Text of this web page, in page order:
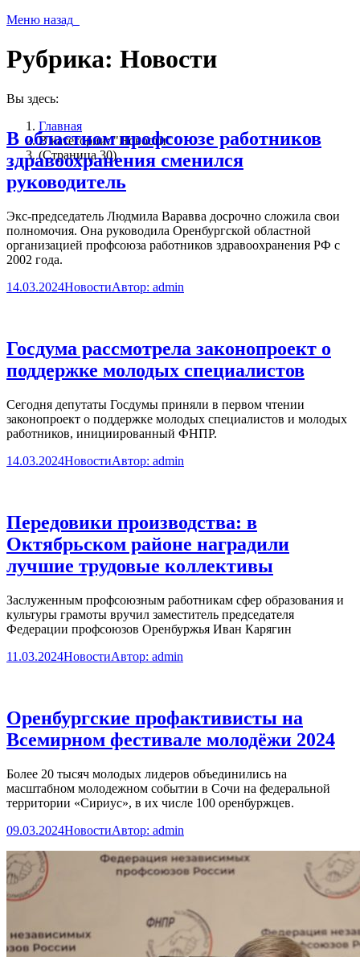
Меню назад
Рубрика: Новости
Вы здесь:
Главная
В категории: "Новости"
(Страница 30)
В областном профсоюзе работников
здравоохранения сменился
руководитель
Экс-председатель Людмила Варавва досрочно сложила свои
полномочия. Она руководила Оренбургской областной
организацией профсоюза работников здравоохранения РФ с
2002 года.
14.03.2024НовостиАвтор: admin
Госдума рассмотрела законопроект о
поддержке молодых специалистов
Сегодня депутаты Госдумы приняли в первом чтении
законопроект о поддержке молодых специалистов и молодых
работников, инициированный ФНПР.
14.03.2024НовостиАвтор: admin
Передовики производства: в
Октябрьском районе наградили
лучшие трудовые коллективы
Заслуженным профсоюзным работникам сфер образования и
культуры грамоты вручил заместитель председателя
Федерации профсоюзов Оренбуржья Иван Карягин
11.03.2024НовостиАвтор: admin
Оренбургские профактивисты на
Всемирном фестивале молодёжи 2024
Более 20 тысяч молодых лидеров объединились на
масштабном молодежном событии в Сочи на федеральной
территории «Сириус», в их числе 100 оренбуржцев.
09.03.2024НовостиАвтор: admin